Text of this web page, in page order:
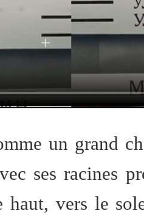
un grand
ses racines
haut, vers le